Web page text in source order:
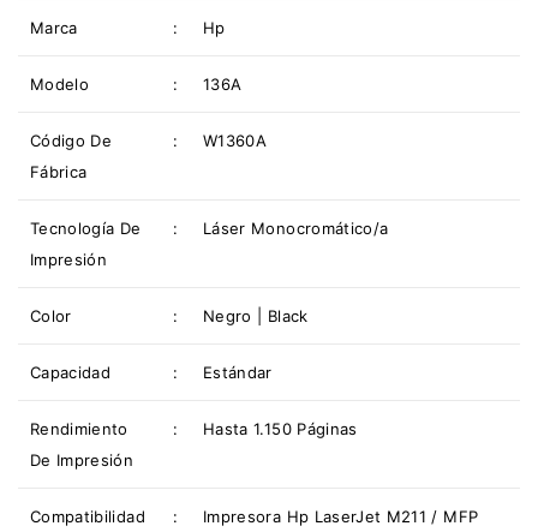
Marca : Hp
Modelo : 136A
Código De
Fábrica
: W1360A
Tecnología De
Impresión
: Láser Monocromático/a
Color : Negro | Black
Capacidad : Estándar
Rendimiento
De Impresión
: Hasta 1.150 Páginas
Compatibilidad :
Impresora Hp LaserJet M211 / MFP